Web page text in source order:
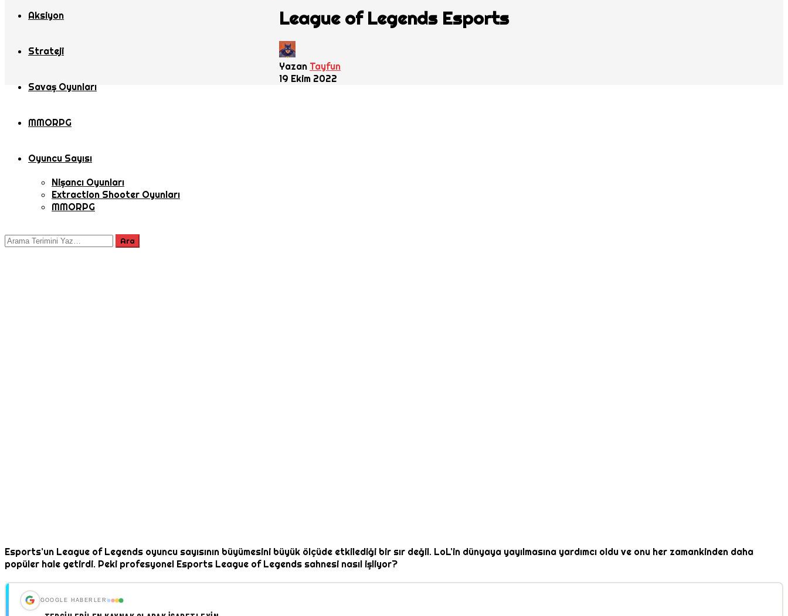
Aksiyon
Strateji
Savaş Oyunları
MMORPG
Oyuncu Sayısı
Nişancı Oyunları
Extraction Shooter Oyunları
MMORPG
League of Legends Esports
Yazan Tayfun
19 Ekim 2022
Esports’un League of Legends oyuncu sayısının büyümesini büyük ölçüde etkilediği bir sır değil. LoL’in dünyaya yayılmasına yardımcı oldu ve onu her zamankinden daha
popüler hale getirdi. Peki profesyonel Esports League of Legends sahnesi nasıl işliyor?
GOOGLE HABERLER